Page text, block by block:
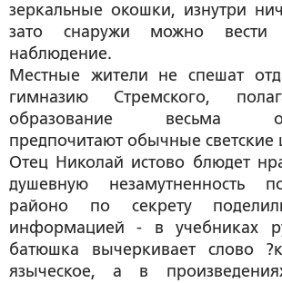
зеркальные окошки, изнутри
зато снаружи можно вести
наблюдение.
Местные жители не спешат
гимназию Стремского,
образование весьма
предпочитают обычные светские
Отец Николай истово блюдет
душевную незамутненность
районо по секрету
информацией - в учебниках
батюшка вычеркивает слово
языческое, а в